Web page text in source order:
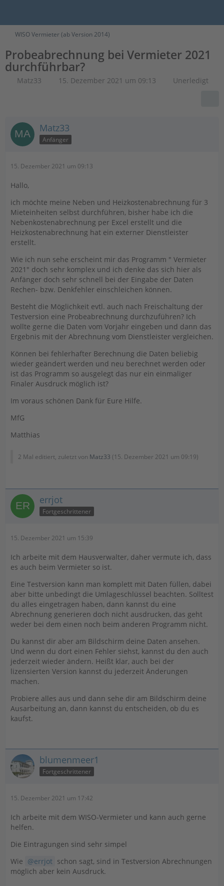
WISO Vermieter (ab Version 2014)
Probeabrechnung bei Vermieter 2021
durchführbar?
Matz33 15. Dezember 2021 um 09:13 Unerledigt
Matz33
Anfänger
15. Dezember 2021 um 09:13
Hallo,
ich möchte meine Neben und Heizkostenabrechnung für 3
Mieteinheiten selbst durchführen, bisher habe ich die
Nebenkostenabrechnung per Excel erstellt und die
Heizkostenabrechnung hat ein externer Dienstleister
erstellt.
Wie ich nun sehe erscheint mir das Programm " Vermieter
2021" doch sehr komplex und ich denke das sich hier als
Anfänger doch sehr schnell bei der Eingabe der Daten
Rechen- bzw. Denkfehler einschleichen können.
Besteht die Möglichkeit evtl. auch nach Freischaltung der
Testversion eine Probeabrechnung durchzuführen? Ich
wollte gerne die Daten vom Vorjahr eingeben und dann das
Ergebnis mit der Abrechnung vom Dienstleister vergleichen.
Können bei fehlerhafter Berechnung die Daten beliebig
wieder geändert werden und neu berechnet werden oder
ist das Programm so ausgelegt das nur ein einmaliger
Finaler Ausdruck möglich ist?
Im voraus schönen Dank für Eure Hilfe.
MfG
Matthias
2 Mal editiert, zuletzt von Matz33 (15. Dezember 2021 um 09:19)
errjot
Fortgeschrittener
15. Dezember 2021 um 15:39
Ich arbeite mit dem Hausverwalter, daher vermute ich, dass
es auch beim Vermieter so ist.
Eine Testversion kann man komplett mit Daten füllen, dabei
aber bitte unbedingt die Umlageschlüssel beachten. Solltest
du alles eingetragen haben, dann kannst du eine
Abrechnung generieren doch nicht ausdrucken, das geht
weder bei dem einen noch beim anderen Programm nicht.
Du kannst dir aber am Bildschirm deine Daten ansehen.
Und wenn du dort einen Fehler siehst, kannst du den auch
jederzeit wieder ändern. Heißt klar, auch bei der
lizensierten Version kannst du jederzeit Änderungen
machen.
Probiere alles aus und dann sehe dir am Bildschirm deine
Ausarbeitung an, dann kannst du entscheiden, ob du es
kaufst.
blumenmeer1
Fortgeschrittener
15. Dezember 2021 um 17:42
Ich arbeite mit dem WISO-Vermieter und kann auch gerne
helfen.
Die Eintragungen sind sehr simpel
Wie
errjot schon sagt, sind in Testversion Abrechnungen
möglich aber kein Ausdruck.